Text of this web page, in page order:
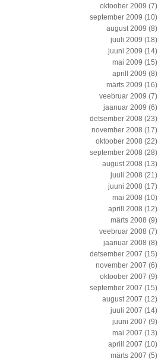
oktoober 2009 (7)
september 2009 (10)
august 2009 (8)
juuli 2009 (18)
juuni 2009 (14)
mai 2009 (15)
aprill 2009 (8)
märts 2009 (16)
veebruar 2009 (7)
jaanuar 2009 (6)
detsember 2008 (23)
november 2008 (17)
oktoober 2008 (22)
september 2008 (28)
august 2008 (13)
juuli 2008 (21)
juuni 2008 (17)
mai 2008 (10)
aprill 2008 (12)
märts 2008 (9)
veebruar 2008 (7)
jaanuar 2008 (8)
detsember 2007 (15)
november 2007 (6)
oktoober 2007 (9)
september 2007 (15)
august 2007 (12)
juuli 2007 (14)
juuni 2007 (9)
mai 2007 (13)
aprill 2007 (10)
märts 2007 (5)